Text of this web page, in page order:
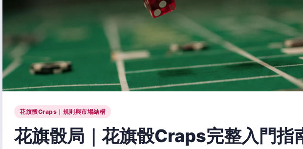
花旗骰Craps｜規則與市場結構
花旗骰局｜花旗骰Craps完整入門指